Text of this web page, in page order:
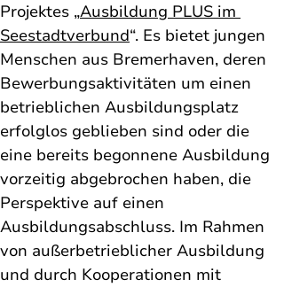
Projektes „Ausbildung PLUS im
Seestadtverbund“. Es bietet jungen
Menschen aus Bremerhaven, deren
Bewerbungsaktivitäten um einen
betrieblichen Ausbildungsplatz
erfolglos geblieben sind oder die
eine bereits begonnene Ausbildung
vorzeitig abgebrochen haben, die
Perspektive auf einen
Ausbildungsabschluss. Im Rahmen
von außerbetrieblicher Ausbildung
und durch Kooperationen mit